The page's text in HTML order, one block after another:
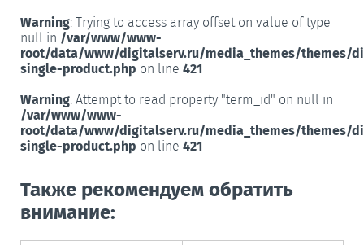
Warning: Trying to access array offset on value of type
null in /var/www/www-
root/data/www/digitalserv.ru/media_themes/themes/
single-product.php on line 421
Warning: Attempt to read property "term_id" on null in
/var/www/www-
root/data/www/digitalserv.ru/media_themes/themes/
single-product.php on line 421
Также рекомендуем обратить
внимание: